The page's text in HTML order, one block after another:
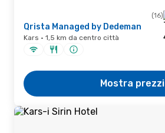
(16)
Qrista Managed by Dedeman
Kars · 1,5 km da centro città
Mostra prezzi